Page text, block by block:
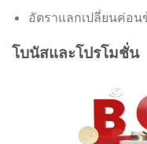
อัตราแลกเปลี่ยนค่อน
โบนัสและโปรโมชั่น